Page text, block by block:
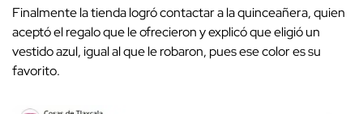
Finalmente la tienda logró contactar a la quinceañera, quien
aceptó el regalo que le ofrecieron y explicó que eligió un
vestido azul, igual al que le robaron, pues ese color es su
favorito.